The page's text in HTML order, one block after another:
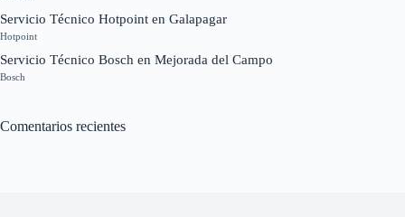
Servicio Técnico Hotpoint en Galapagar
Hotpoint
Servicio Técnico Bosch en Mejorada del Campo
Bosch
Comentarios recientes